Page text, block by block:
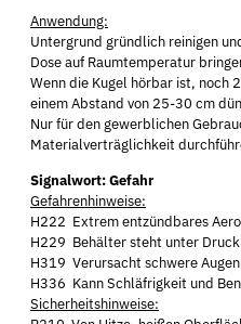
Anwendung:
Untergrund gründlich reinigen
Dose auf Raumtemperatur
Wenn die Kugel hörbar ist, noch
einem Abstand von 25-30 cm
Nur für den gewerblichen
Materialverträglichkeit
Signalwort: Gefahr
Gefahrenhinweise:
H222 Extrem entzündbares
H229 Behälter steht unter
H319 Verursacht schwere
H336 Kann Schläfrigkeit und
Sicherheitshinweise: